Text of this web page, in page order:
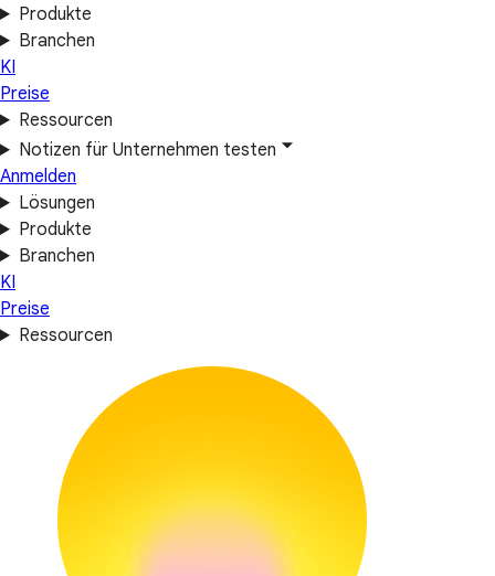
Produkte
Branchen
KI
Preise
Ressourcen
Notizen für Unternehmen testen
Anmelden
Lösungen
Produkte
Branchen
KI
Preise
Ressourcen